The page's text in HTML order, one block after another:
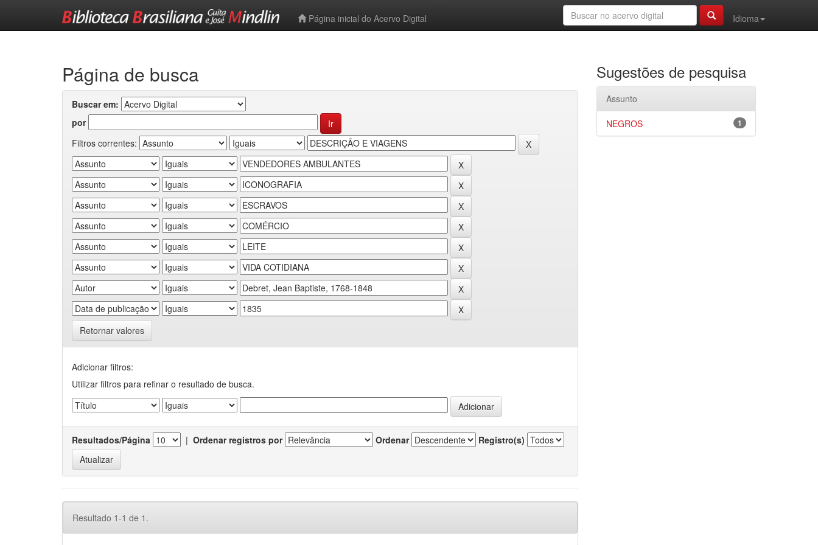
Página inicial do Acervo Digital
Idioma
Página de busca
Buscar em:
por
Filtros correntes:
Retornar valores
Adicionar filtros:
Utilizar filtros para refinar o resultado de busca.
Resultados/Página | Ordenar registros por Ordenar Registro(s)
Resultado 1-1 de 1.
Sugestões de pesquisa
Assunto
1
NEGROS